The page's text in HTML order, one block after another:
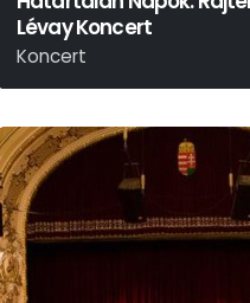
Lévay Koncert
Koncert
A Miskolci Szimfonikus Zenekar